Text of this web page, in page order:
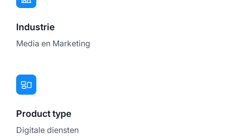
Industrie
Media en Marketing
Product type
Digitale diensten